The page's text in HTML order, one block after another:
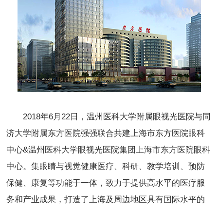
2018年6月22日，温州医科大学附属眼视光医院与同
济大学附属东方医院强强联合共建上海市东方医院眼科
中心&温州医科大学眼视光医院集团上海市东方医院眼科
中心。集眼睛与视觉健康医疗、科研、教学培训、预防
保健、康复等功能于一体，致力于提供高水平的医疗服
务和产业成果，打造了上海及周边地区具有国际水平的